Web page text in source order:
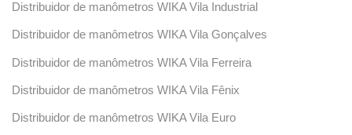
Distribuidor de manômetros WIKA Vila Industrial
Distribuidor de manômetros WIKA Vila Gonçalves
Distribuidor de manômetros WIKA Vila Ferreira
Distribuidor de manômetros WIKA Vila Fênix
Distribuidor de manômetros WIKA Vila Euro